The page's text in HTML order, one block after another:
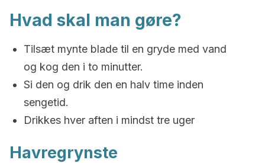
Hvad skal man gøre?
Tilsæt mynte blade til en gryde med vand
og kog den i to minutter.
Si den og drik den en halv time inden
sengetid.
Drikkes hver aften i mindst tre uger
Havregrynste